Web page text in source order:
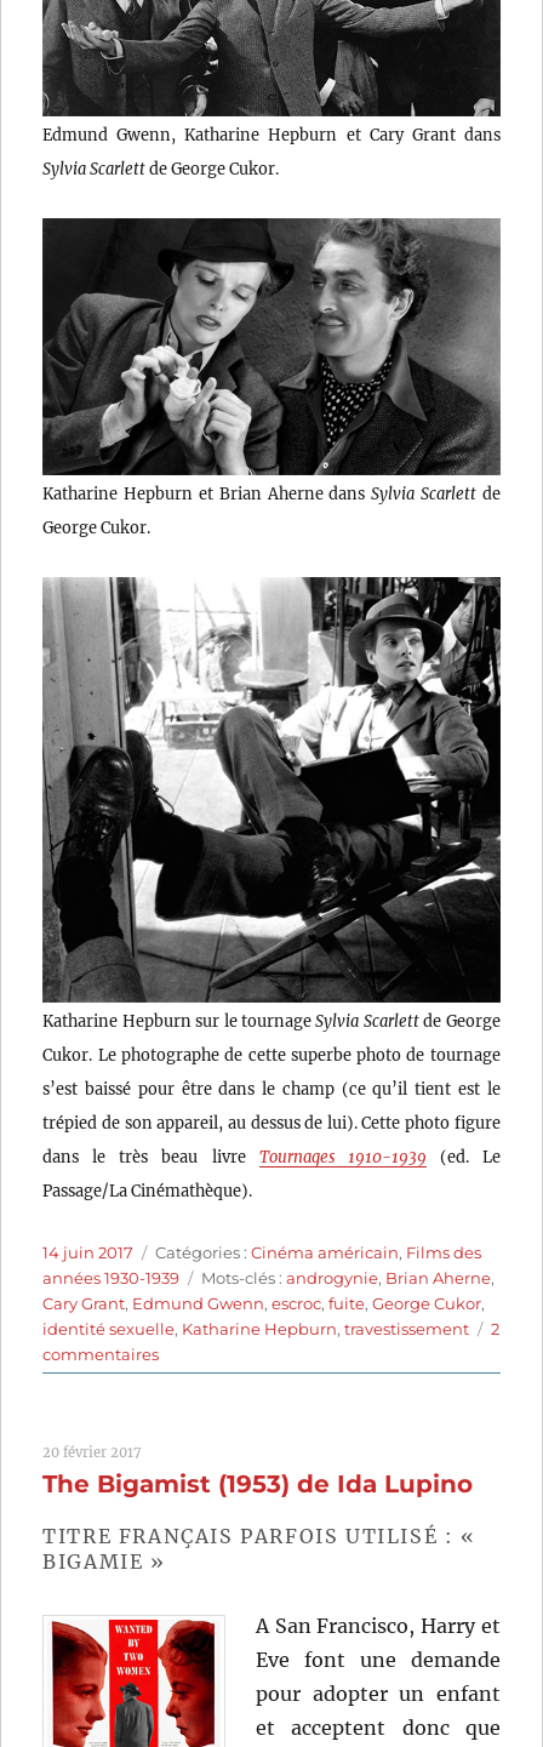
Edmund Gwenn, Katharine Hepburn et Cary Grant dans
Sylvia Scarlettde George Cukor.
Katharine Hepburn et Brian Aherne dansSylvia Scarlettde
George Cukor.
Katharine Hepburn sur le tournageSylvia Scarlettde George
Cukor. Le photographe de cette superbe photo de tournage
s’est baissé pour être dans le champ (ce qu’il tient est le
trépied de son appareil, au dessus de lui). Cette photo figure
dans le très beau livre Tournages 1910-1939 (ed. Le
Passage/La Cinémathèque).
Publié
le
14 juin 2017 Catégories
Catégories :Cinéma américain, Films des
années 1930-1939
Étiquettes
Mots-clés :androgynie, Brian Aherne,
Cary Grant, Edmund Gwenn,escroc,fuite,George Cukor,
identité sexuelle, Katharine Hepburn,travestissement
2
commentairessur
Sylvia
George
20 février 2017
The Bigamist (1953) de Ida Lupino
TITRE FRANÇAIS PARFOIS UTILISÉ : «
BIGAMIE »
A San Francisco, Harry et
Eve font une demande
pour adopter un enfant
et acceptent donc que